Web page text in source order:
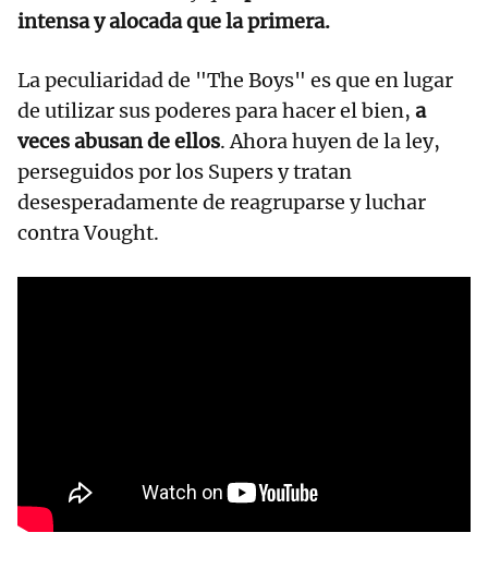
intensa y alocada que la primera.
La peculiaridad de "The Boys" es que en lugar
de utilizar sus poderes para hacer el bien, a
veces abusan de ellos. Ahora huyen de la ley,
perseguidos por los Supers y tratan
desesperadamente de reagruparse y luchar
contra Vought.